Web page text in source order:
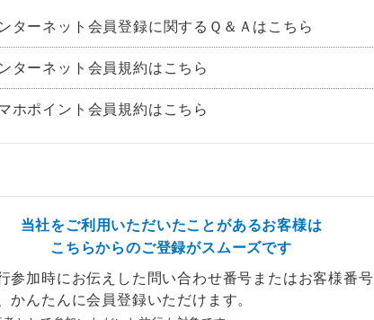
ターネット会員登録に関するＱ＆Ａはこちら
ターネット会員規約はこちら
ホポイント会員規約はこちら
当社をご利用いただいたことがあるお客様は
こちらからのご登録がスムーズです
参加時にお伝えした問い合わせ番号またはお客様番号
かんたんに会員登録いただけます。